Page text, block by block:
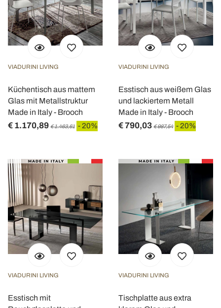
VIADURINI LIVING
Küchentisch aus mattem
Glas mit Metallstruktur
Made in Italy - Brooch
€ 1.170,89 € 1.463,61 - 20%
VIADURINI LIVING
Esstisch aus weißem Glas
und lackiertem Metall
Made in Italy - Brooch
€ 790,03 € 987,54 - 20%
VIADURINI LIVING
Esstisch mit
VIADURINI LIVING
Tischplatte aus extra